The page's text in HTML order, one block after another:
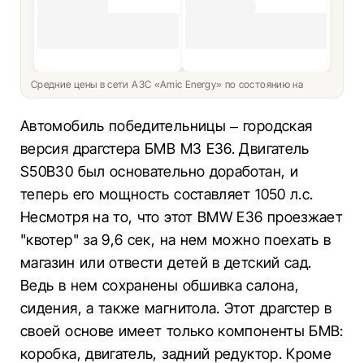
Средние цены в сети АЗС «Amic Energy» по состоянию на
Автомобиль победительницы – городская
версия драгстера БМВ М3 Е36. Двигатель
S50B30 был основательно доработан, и
теперь его мощность составляет 1050 л.с.
Несмотря на то, что этот BMW E36 проезжает
"квотер" за 9,6 сек, на нем можно поехать в
магазин или отвести детей в детский сад.
Ведь в нем сохранены обшивка салона,
сидения, а также магнитола. Этот драгстер в
своей основе имеет только компоненты БМВ:
коробка, двигатель, задний редуктор. Кроме